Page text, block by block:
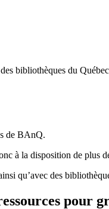
bibliothèques du
de BAnQ.
à la disposition de plus
qu’avec des
pour